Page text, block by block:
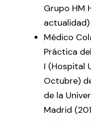
Grupo HM
actualidad)
Médico
Práctica
I (Hospital
Octubre)
de la
Madrid